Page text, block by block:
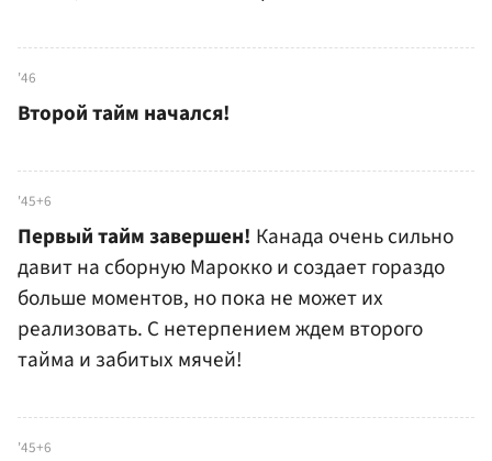
'46
Второй тайм начался!
'45+6
Первый тайм завершен! Канада очень сильно
давит на сборную Марокко и создает гораздо
больше моментов, но пока не может их
реализовать. С нетерпением ждем второго
тайма и забитых мячей!
'45+6